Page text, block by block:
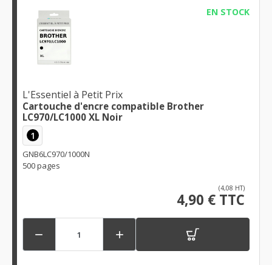
EN STOCK
L'Essentiel à Petit Prix
Cartouche d'encre compatible Brother
LC970/LC1000 XL Noir
1
GNB6LC970/1000N
500 pages
(4,08 HT)
4,90 € TTC
 